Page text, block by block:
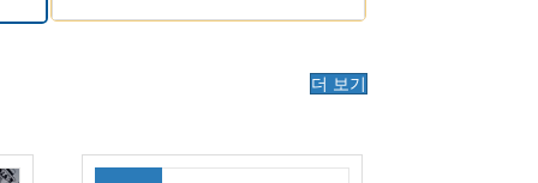
더 보기